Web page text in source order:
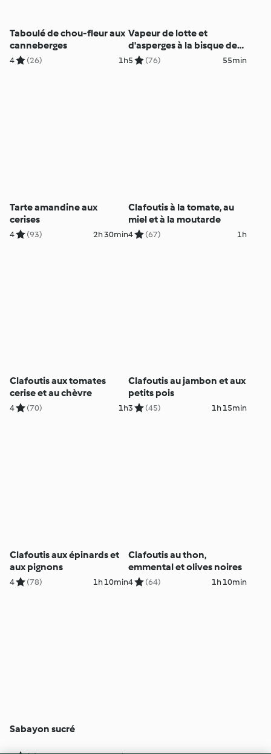
Taboulé de chou-fleur aux
canneberges
4 (26) 1h
Vapeur de lotte et
d'asperges à la bisque de
langoustine
5 (76) 55min
Tarte amandine aux
cerises
4 (93) 2h 30min
Clafoutis à la tomate, au
miel et à la moutarde
4 (67) 1h
Clafoutis aux tomates
cerise et au chèvre
4 (70) 1h
Clafoutis au jambon et aux
petits pois
3 (45) 1h 15min
Clafoutis aux épinards et
aux pignons
4 (78) 1h 10min
Clafoutis au thon,
emmental et olives noires
4 (64) 1h 10min
Sabayon sucré